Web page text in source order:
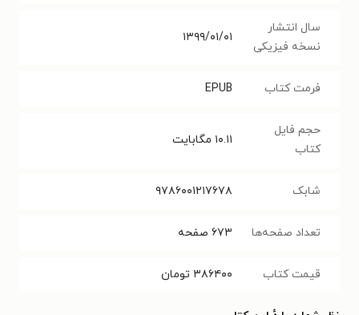
سال انتشار
نسخه فیزیکی
۱۳۹۹/۰۱/۰۱
فرمت کتاب EPUB
حجم فایل
کتاب
۱۰.۱۱ مگابایت
شابک ۹۷۸۶۰۰۱۲۱۷۶۷۸
تعداد صفحه‌ها ۶۷۳ صفحه
قیمت کتاب ۳۸۶۴۰۰ تومان